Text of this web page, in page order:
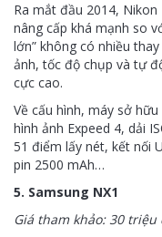
Ra mắt đầu 2014,
nâng cấp khá mạnh so
lớn” không có nhiều
ảnh, tốc độ chụp và tự
cực cao.
Về cấu hình, máy sở
hình ảnh Expeed 4, dải
51 điểm lấy nét, kết nối
pin 2500 mAh…
5. Samsung NX1
Giá tham khảo: 30 triệu